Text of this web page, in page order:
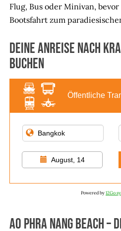
Flug, Bus oder Minivan,
Bootsfahrt zum
Deine Anreise nach
buchen
Öffentliche
August, 14
Powered by12Go
Ao Phra Nang Beach –